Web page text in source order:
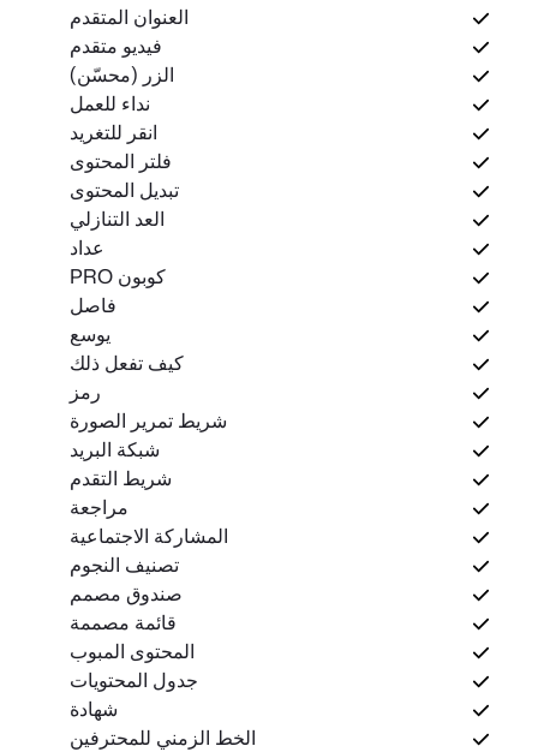
العنوان المتقدم
فيديو متقدم
الزر (محسّن)
نداء للعمل
انقر للتغريد
فلتر المحتوى
تبديل المحتوى
العد التنازلي
عداد
كوبون PRO
فاصل
يوسع
كيف تفعل ذلك
رمز
شريط تمرير الصورة
شبكة البريد
شريط التقدم
مراجعة
المشاركة الاجتماعية
تصنيف النجوم
صندوق مصمم
قائمة مصممة
المحتوى المبوب
جدول المحتويات
شهادة
الخط الزمني للمحترفين